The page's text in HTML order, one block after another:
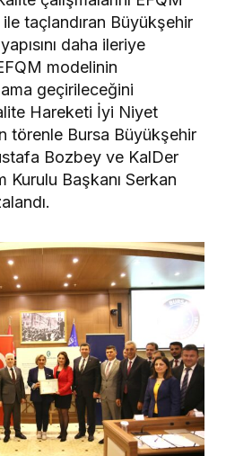
taçlandıran Büyükşehir
daha ileriye
modelinin
geçirileceğini
Hareketi İyi Niyet
törenle Bursa Büyükşehir
Bozbey ve KalDer
Kurulu Başkanı Serkan